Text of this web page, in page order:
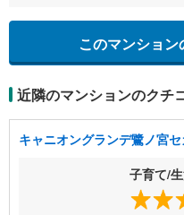
このマンショ
近隣のマンションのクチ
キャニオングランデ鷺ノ宮
子育て/